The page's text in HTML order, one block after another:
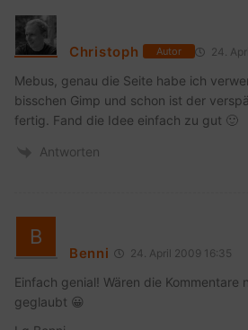
Christoph Autor 24.
Mebus, genau die Seite habe ich
bisschen Gimp und schon ist der
fertig. Fand die Idee einfach zu gut 🙂
Antworten
Benni 24. April 2009 16:35
Einfach genial! Wären die Kommentare
geglaubt 😀